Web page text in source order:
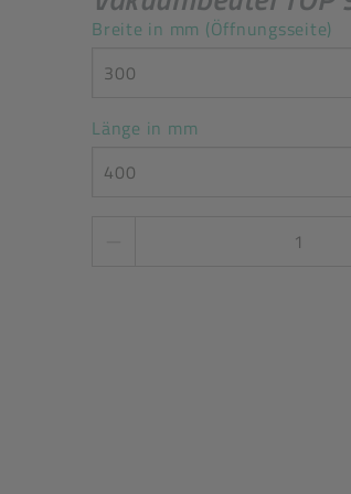
Breite in mm (Öffnungsseite)
300
Länge in mm
400